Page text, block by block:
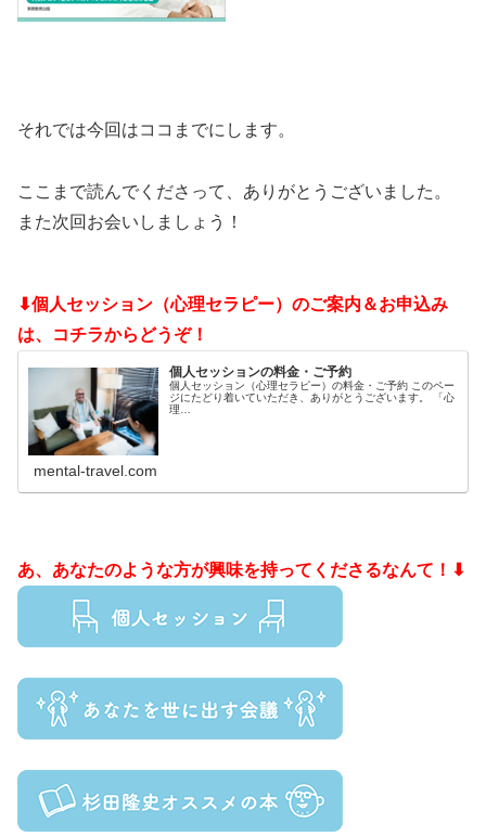
それでは今回はココまでにします。
ここまで読んでくださって、ありがとうございました。
また次回お会いしましょう！
⬇個人セッション（心理セラピー）のご案内＆お申込み
は、コチラからどうぞ！
個人セッションの料金・ご予約
個人セッション（心理セラピー）の料金・ご予約 このペー
ジにたどり着いていただき、ありがとうございます。 「心
理…
mental-travel.com
あ、あなたのような方が興味を持ってくださるなんて！⬇